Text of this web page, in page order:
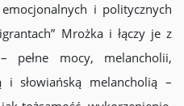
i politycznych
Mrożka i łączy je z
pełne mocy, melancholii,
i słowiańską melancholią –